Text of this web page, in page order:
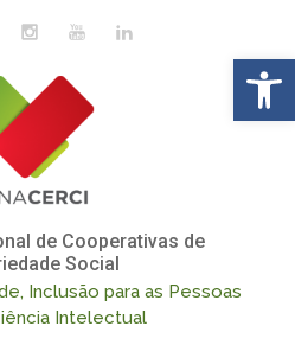
de Cooperativas de
Social
Inclusão para as Pessoas
Intelectual